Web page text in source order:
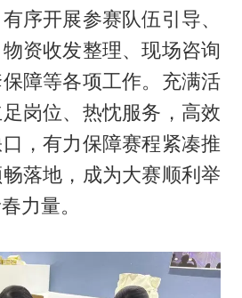
序开展参赛队伍引导、
资收发整理、现场咨询
障等各项工作。充满活
岗位、热忱服务，高效
，有力保障赛程紧凑推
落地，成为大赛顺利举
力量。